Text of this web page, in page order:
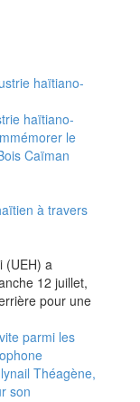
haïtiano-
le
Caïman
à travers
(UEH) a
12 juillet,
pour une
parmi les
Théagène,
son